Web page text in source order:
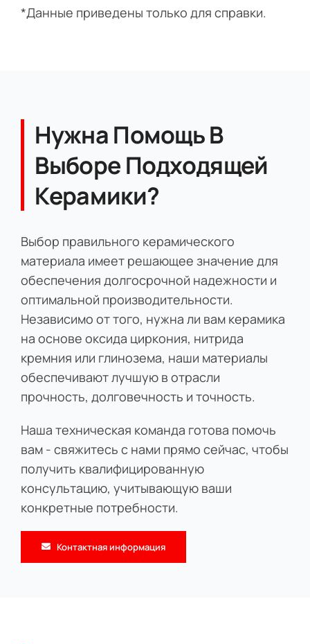
*Данные приведены только для справки.
Нужна Помощь В
Выборе Подходящей
Керамики?
Выбор правильного керамического
материала имеет решающее значение для
обеспечения долгосрочной надежности и
оптимальной производительности.
Независимо от того, нужна ли вам керамика
на основе оксида циркония, нитрида
кремния или глинозема, наши материалы
обеспечивают лучшую в отрасли
прочность, долговечность и точность.
Наша техническая команда готова помочь
вам - свяжитесь с нами прямо сейчас, чтобы
получить квалифицированную
консультацию, учитывающую ваши
конкретные потребности.
Контактная информация